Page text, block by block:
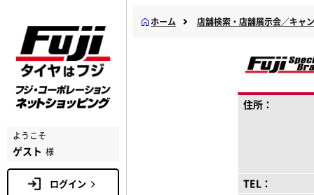
ようこそ
ゲスト 様
ログイン
ホーム 店舗検索・店舗展示会／キャ
住所：
TEL：